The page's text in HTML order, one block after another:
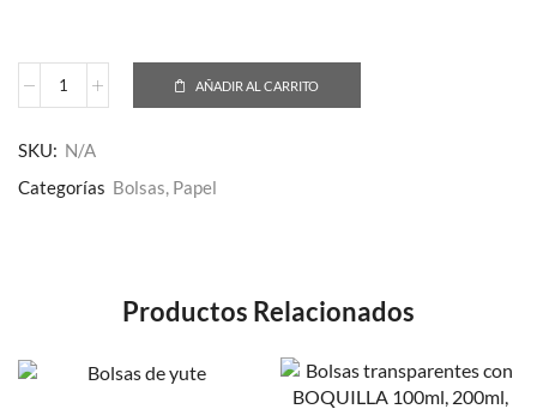
AÑADIR AL CARRITO
SKU: N/A
Categorías Bolsas, Papel
Productos Relacionados